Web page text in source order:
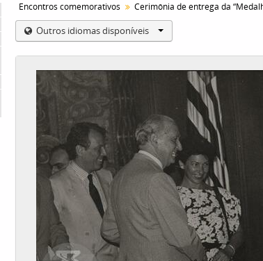
Encontros comemorativos
Outros idiomas disponíveis